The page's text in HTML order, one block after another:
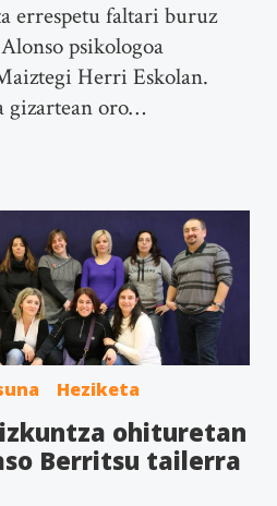
errespetu faltari buruz
psikologoa
Herri Eskolan.
gizartean oro…
Heziketa
ohituretan
Berritsu tailerra